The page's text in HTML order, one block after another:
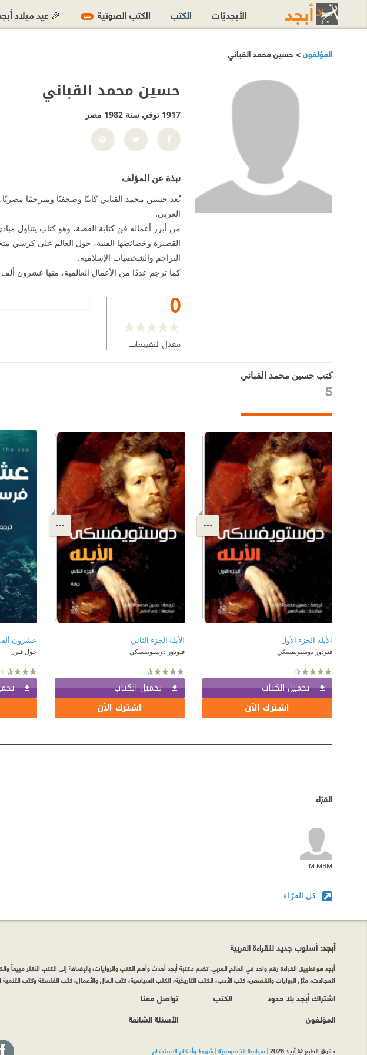
المؤلفون> حسين محمد القباني
حسين محمد القباني
1917 توفي سنة 1982 مصر
نبذة عن المؤلف
يُعد حسين محمد القباني كاتبًا وصحفيًا ومترجمًا
العربي.
من أبرز أعماله فن كتابة القصة، وهو كتاب يتناول
القصيرة وخصائصها الفنية، حول العالم على كرسي
التراجم والشخصيات الإسلامية.
كما ترجم عددًا من الأعمال العالمية، منها عشرون
0
معدل التقييمات
كتب حسين محمد القباني
5
الأبله الجزء الأول
فيودور دوستويفسكي
تحميل الكتاب
اشترك الآن
الأبله الجزء الثاني
فيودور دوستويفسكي
تحميل الكتاب
اشترك الآن
عشرون
جول فيرن
القرّاء
كل القرّاء
الأبجديّات الكتب الكتب الصوتية جديد 🎉 عيد ميلاد
أبجد: أسلوب جديد للقراءة العربية
أبجد هو تطبيق القراءة رقم واحد في العالم العربي. تضم مكتبة أبجد أحدث وأهم الكتب والروايات، بالإضافة إلى الكتب الأكثر مبيعاً
المجالات، مثل الروايات والقصص، كتب الأدب، الكتب التاريخية، الكتب السياسية، كتب المال والأعمال، كتب الفلسفة وكتب التنمية
اشتراك أبجد بلا حدود
المؤلفون
الكتب
تواصل معنا
الأسئلة الشائعة
حقوق الطبع © أبجد 2026 |سياسة الخصوصيّة|شروط وأحكام الاستخدام